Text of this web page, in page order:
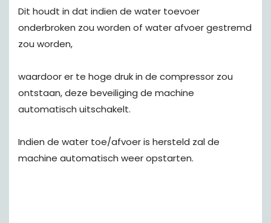
Dit houdt in dat indien de water toevoer
onderbroken zou worden of water afvoer gestremd
zou worden,
waardoor er te hoge druk in de compressor zou
ontstaan, deze beveiliging de machine
automatisch uitschakelt.
Indien de water toe/afvoer is hersteld zal de
machine automatisch weer opstarten.